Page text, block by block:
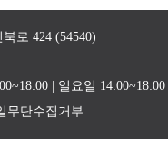
로 424 (54540)
| 일요일
무단수집거부